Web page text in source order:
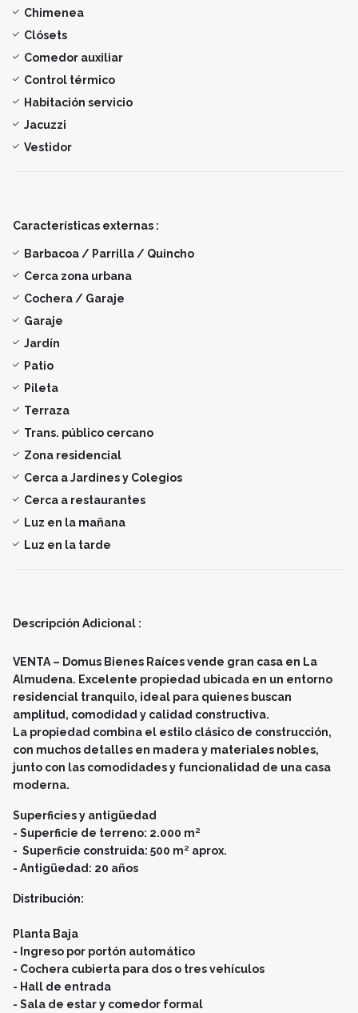
Chimenea
Clósets
Comedor auxiliar
Control térmico
Habitación servicio
Jacuzzi
Vestidor
Características externas :
Barbacoa / Parrilla / Quincho
Cerca zona urbana
Cochera / Garaje
Garaje
Jardín
Patio
Pileta
Terraza
Trans. público cercano
Zona residencial
Cerca a Jardines y Colegios
Cerca a restaurantes
Luz en la mañana
Luz en la tarde
Descripción Adicional :
VENTA – Domus Bienes Raíces vende gran casa en La
Almudena. Excelente propiedad ubicada en un entorno
residencial tranquilo, ideal para quienes buscan
amplitud, comodidad y calidad constructiva.
La propiedad combina el estilo clásico de construcción,
con muchos detalles en madera y materiales nobles,
junto con las comodidades y funcionalidad de una casa
moderna.
Superficies y antigüedad
- Superficie de terreno: 2.000 m²
- Superficie construida: 500 m² aprox.
- Antigüedad: 20 años
Distribución:
Planta Baja
- Ingreso por portón automático
- Cochera cubierta para dos o tres vehículos
- Hall de entrada
- Sala de estar y comedor formal